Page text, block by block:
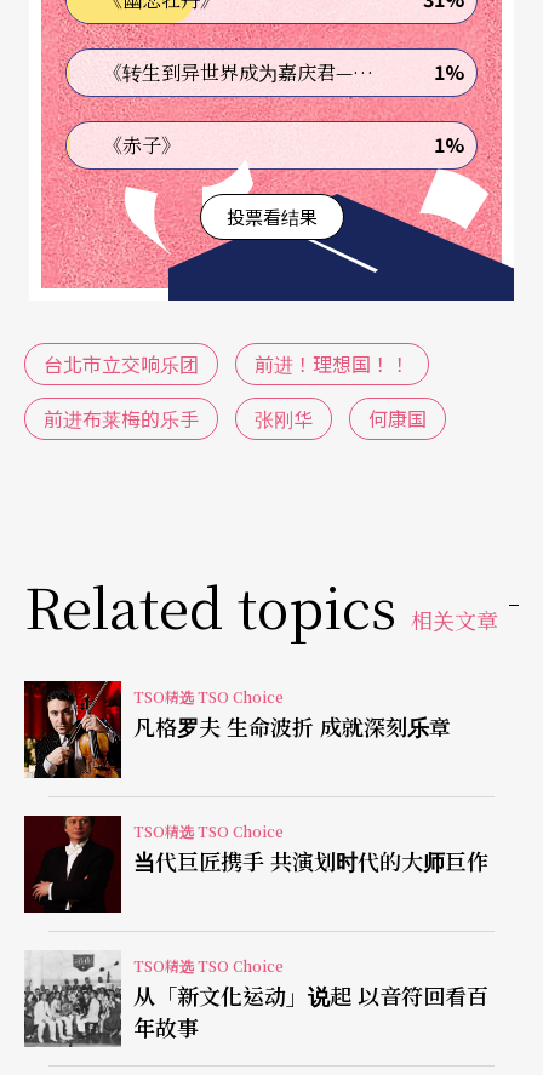
纪，流传的版本相当多，但当老弱无用的动物遇到
危急时，透过团结合作战胜入侵者，一直是故事的
精髓所在。不过，即使故事主角的目的在于寻找一
个梦中的桃花源，在张刚华的眼里，主角抵达后的
蓦然回首，心中想要追寻的风景，并不仅仅是那个
地点，而是在旅途中陪伴身边度过重重难关的伙
伴。他们就像是「家人」，即使没有血缘关系、也
跨越物种；而只要家人相聚的「家」，就是属于他
们的理想国。
曲，并担任说书人一角。十多首的歌曲穿插著一点
台语及客语，但有别于一般音乐剧那样演唱剧情，
在剧中倾向诉说角色的状态与心声。在管弦乐的编
曲上，特别邀请好莱坞工作的台湾作曲家王倩婷，
除了传统的声响之外，也适时地搭配手风琴、爵士
鼓、电贝斯等乐器，并且伴随著许多多元融合、异
国风情的渲染。
《转生到异世界成为嘉庆君—发现我的祖先是诈骗集团!?》 1%
《赤子》 1%
投票看结果
台北市立交响乐团
前进！理想国！！
前进布莱梅的乐手
张刚华 何康国
Related topics 相关文章
TSO精选 TSO Choice
凡格罗夫 生命波折 成就深刻乐章
TSO精选 TSO Choice
当代巨匠携手 共演划时代的大师巨作
TSO精选 TSO Choice
从「新文化运动」说起 以音符回看百
年故事